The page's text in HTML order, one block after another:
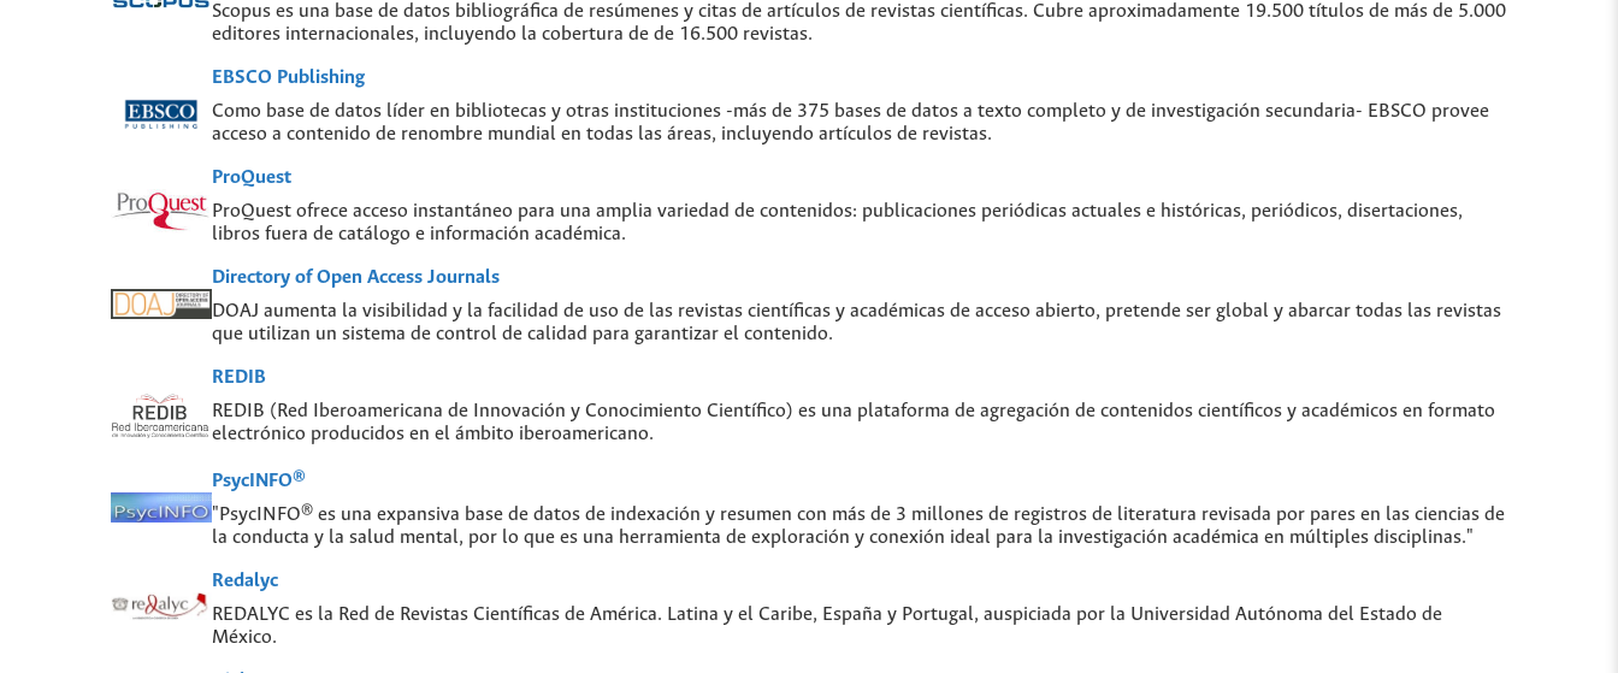
Scopus es una base de datos bibliográfica de resúmenes y citas de artículos de revistas científicas. Cubre aproximadamente 19.500 títulos de más de 5.000
editores internacionales, incluyendo la cobertura de de 16.500 revistas.
EBSCO Publishing
Como base de datos líder en bibliotecas y otras instituciones -más de 375 bases de datos a texto completo y de investigación secundaria- EBSCO provee
acceso a contenido de renombre mundial en todas las áreas, incluyendo artículos de revistas.
ProQuest
ProQuest ofrece acceso instantáneo para una amplia variedad de contenidos: publicaciones periódicas actuales e históricas, periódicos, disertaciones,
libros fuera de catálogo e información académica.
Directory of Open Access Journals
DOAJ aumenta la visibilidad y la facilidad de uso de las revistas científicas y académicas de acceso abierto, pretende ser global y abarcar todas las revistas
que utilizan un sistema de control de calidad para garantizar el contenido.
REDIB
REDIB (Red Iberoamericana de Innovación y Conocimiento Científico) es una plataforma de agregación de contenidos científicos y académicos en formato
electrónico producidos en el ámbito iberoamericano.
PsycINFO®
"PsycINFO® es una expansiva base de datos de indexación y resumen con más de 3 millones de registros de literatura revisada por pares en las ciencias de
la conducta y la salud mental, por lo que es una herramienta de exploración y conexión ideal para la investigación académica en múltiples disciplinas."
Redalyc
REDALYC es la Red de Revistas Científicas de América. Latina y el Caribe, España y Portugal, auspiciada por la Universidad Autónoma del Estado de
México.